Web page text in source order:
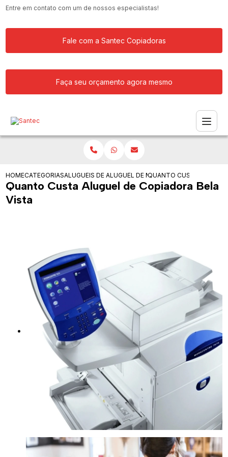
Entre em contato com um de nossos especialistas!
Fale com a Santec Copiadoras
Faça seu orçamento agora mesmo
HOMECATEGORIASALUGUEIS DE COPIADORASALUGUEL DE MAQUINA COPIADORA
QUANTO CUSTA
Quanto Custa Aluguel de Copiadora Bela
Vista